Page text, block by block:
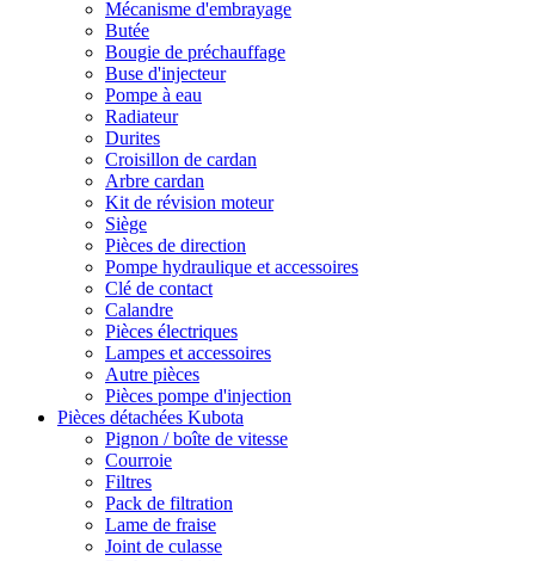
Mécanisme d'embrayage
Butée
Bougie de préchauffage
Buse d'injecteur
Pompe à eau
Radiateur
Durites
Croisillon de cardan
Arbre cardan
Kit de révision moteur
Siège
Pièces de direction
Pompe hydraulique et accessoires
Clé de contact
Calandre
Pièces électriques
Lampes et accessoires
Autre pièces
Pièces pompe d'injection
Pièces détachées Kubota
Pignon / boîte de vitesse
Courroie
Filtres
Pack de filtration
Lame de fraise
Joint de culasse